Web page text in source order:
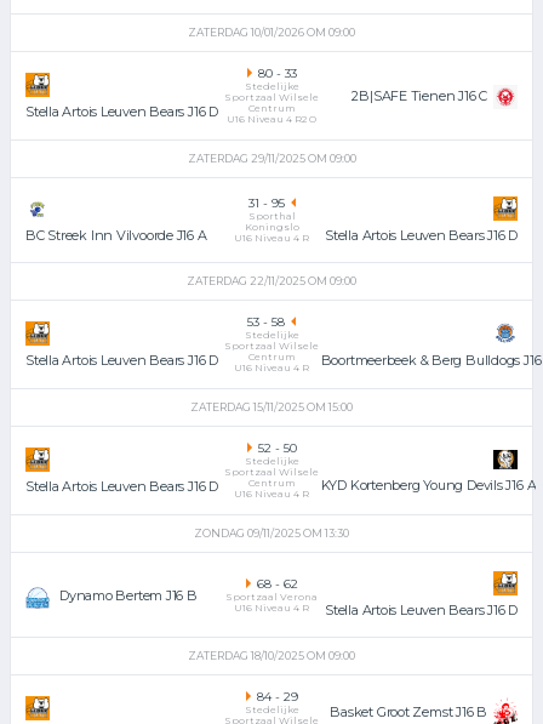
ZATERDAG 10/01/2026 OM 09:00
Stella Artois Leuven Bears J16 D
80- 33
Stedelijke
Sportzaal Wilsele
Centrum
U16 Niveau 4 R2 O
2B|SAFE Tienen J16 C
ZATERDAG 29/11/2025 OM 09:00
BC Streek Inn Vilvoorde J16 A
31 - 95
Sporthal
Koningslo
U16 Niveau 4 R
Stella Artois Leuven Bears J16 D
ZATERDAG 22/11/2025 OM 09:00
Stella Artois Leuven Bears J16 D
53 - 58
Stedelijke
Sportzaal Wilsele
Centrum
U16 Niveau 4 R
Boortmeerbeek & Berg Bulldogs
ZATERDAG 15/11/2025 OM 15:00
Stella Artois Leuven Bears J16 D
52- 50
Stedelijke
Sportzaal Wilsele
Centrum
U16 Niveau 4 R
KYD Kortenberg Young Devils J16 A
ZONDAG 09/11/2025 OM 13:30
Dynamo Bertem J16 B
68- 62
Sportzaal Verona
U16 Niveau 4 R
Stella Artois Leuven Bears J16 D
ZATERDAG 18/10/2025 OM 09:00
84- 29
Stedelijke
Sportzaal Wilsele
Basket Groot Zemst J16 B